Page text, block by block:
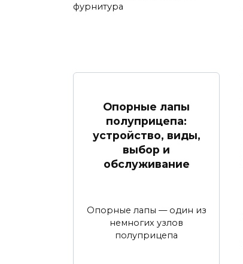
фурнитура
Опорные лапы
полуприцепа:
устройство, виды,
выбор и
обслуживание
Опорные лапы — один из
немногих узлов
полуприцепа